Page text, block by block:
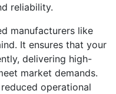
reliability.
manufacturers like
It ensures that your
delivering high-
market demands.
operational